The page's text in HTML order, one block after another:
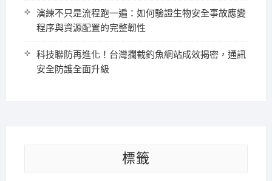
演練不只是流程跑一遍：如何驗證生物安全事故應變
程序與資源配置的完整韌性
科技聯防再進化！台灣攔截釣魚網站成效揭密，通訊
安全防護全面升級
標籤